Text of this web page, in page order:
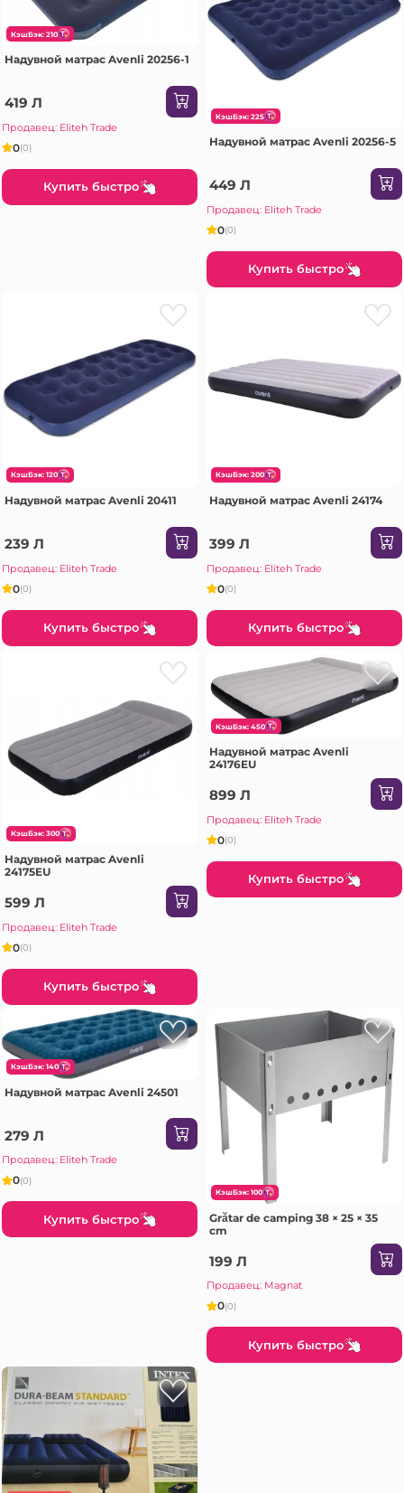
КэшБэк: 210
Надувной матрас Avenli 20256-1
419 Л
Продавец: Eliteh Trade
0(0)
Купить быстро
КэшБэк: 225
Надувной матрас Avenli 20256-5
449 Л
Продавец: Eliteh Trade
0(0)
Купить быстро
КэшБэк: 120
Надувной матрас Avenli 20411
239 Л
Продавец: Eliteh Trade
0(0)
Купить быстро
КэшБэк: 200
Надувной матрас Avenli 24174
399 Л
Продавец: Eliteh Trade
0(0)
Купить быстро
КэшБэк: 300
Надувной матрас Avenli
24175EU
599 Л
Продавец: Eliteh Trade
0(0)
Купить быстро
КэшБэк: 450
Надувной матрас Avenli
24176EU
899 Л
Продавец: Eliteh Trade
0(0)
Купить быстро
КэшБэк: 140
Надувной матрас Avenli 24501
279 Л
Продавец: Eliteh Trade
0(0)
Купить быстро
КэшБэк: 100
Grătar de camping 38 × 25 × 35
cm
199 Л
Продавец: Magnat
0(0)
Купить быстро